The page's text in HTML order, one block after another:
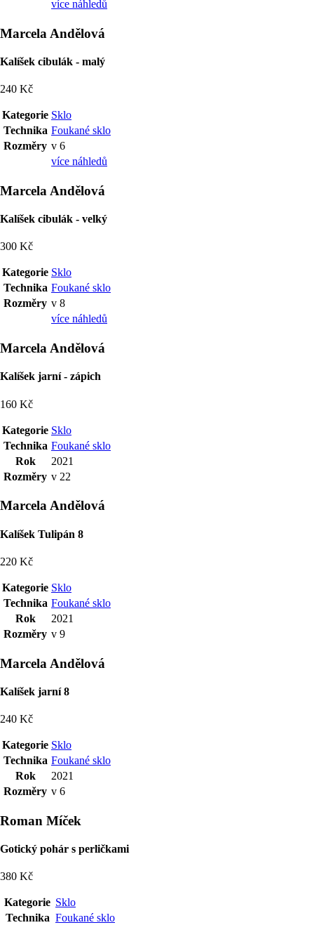
více náhledů
Marcela Andělová
Kalíšek cibulák - malý
240 Kč
Kategorie Sklo
Technika Foukané sklo
Rozměry v 6
více náhledů
Marcela Andělová
Kalíšek cibulák - velký
300 Kč
Kategorie Sklo
Technika Foukané sklo
Rozměry v 8
více náhledů
Marcela Andělová
Kalíšek jarní - zápich
160 Kč
Kategorie Sklo
Technika Foukané sklo
Rok
2021
Rozměry v 22
Marcela Andělová
Kalíšek Tulipán 8
220 Kč
Kategorie Sklo
Technika Foukané sklo
Rok
2021
Rozměry v 9
Marcela Andělová
Kalíšek jarní 8
240 Kč
Kategorie Sklo
Technika Foukané sklo
Rok
2021
Rozměry v 6
Roman Míček
Gotický pohár s perličkami
380 Kč
Kategorie Sklo
Technika Foukané sklo